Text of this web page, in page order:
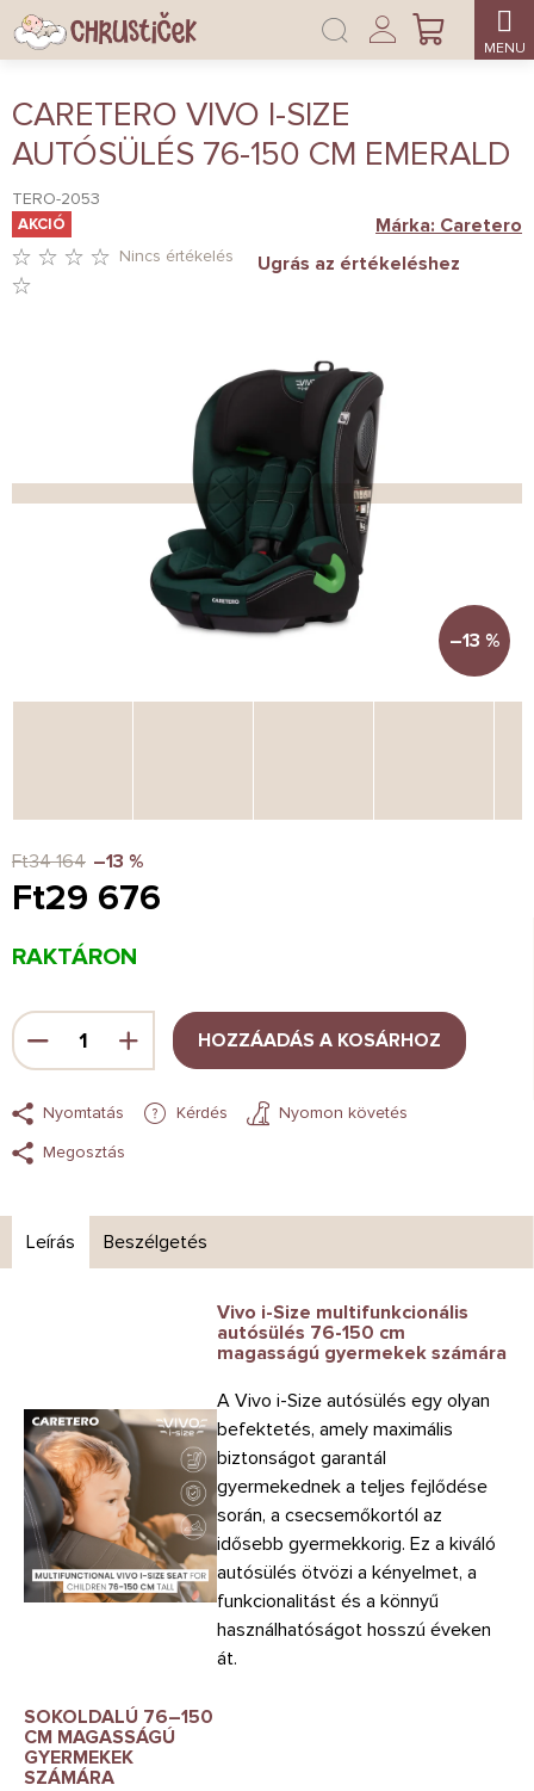
Ugrás
fő
KOSÁR
Bejelentkezés
CARETERO VIVO I-SIZE
AUTÓSÜLÉS 76-150 CM EMERALD
TERO-2053
AKCIÓ
CSILLAG.
Nincs értékelés Ugrás az értékeléshez
Márka: Caretero
–13 %
Ft34 164 –13 %
Ft29 676
Egységár:
RAKTÁRON
HOZZÁADÁS A KOSÁRHOZ
Nyomtatás Kérdés
Nyomon követés
Megosztás
Leírás Beszélgetés
Vivo i-Size multifunkcionális
autósülés 76-150 cm
magasságú gyermekek számára
A Vivo i-Size autósülés egy olyan
befektetés, amely maximális
biztonságot garantál
gyermekednek a teljes fejlődése
során, a csecsemőkortól az
idősebb gyermekkorig. Ez a kiváló
autósülés ötvözi a kényelmet, a
funkcionalitást és a könnyű
használhatóságot hosszú éveken
át.
SOKOLDALÚ 76–150
CM MAGASSÁGÚ
GYERMEKEK
SZÁMÁRA